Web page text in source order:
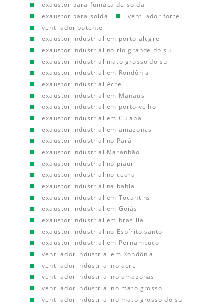
exaustor para fumaca de solda
exaustor para solda
ventilador forte
ventilador potente
exaustor industrial em porto alegre
exaustor industrial no rio grande do sul
exaustor industrial mato grosso do sul
exaustor industrial em Rondônia
exaustor industrial Acre
exaustor industrial em Manaus
exaustor industrial em porto velho
exaustor industrial em Cuiaba
exaustor industrial em amazonas
exaustor industrial no Pará
exaustor industrial Maranhão
exaustor industrial no piaui
exaustor industrial no ceara
exaustor industrial na bahia
exaustor industrial em Tocantins
exaustor industrial em Goiás
exaustor industrial em brasilia
exaustor industrial no Espírito santo
exaustor industrial em Pernambuco
ventilador industrial em Rondônia
ventilador industrial no acre
ventilador industrial no amazonas
ventilador industrial no mato grosso
ventilador industrial no mato grosso do sul